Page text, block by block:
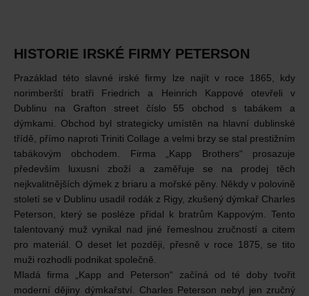
HISTORIE IRSKÉ FIRMY PETERSON
Prazáklad této slavné irské firmy lze najít v roce 1865, kdy
norimberští bratři Friedrich a Heinrich Kappové otevřeli v
Dublinu na Grafton street číslo 55 obchod s tabákem a
dýmkami. Obchod byl strategicky umístěn na hlavní dublinské
třídě, přímo naproti Triniti Collage a velmi brzy se stal prestižním
tabákovým obchodem. Firma „Kapp Brothers“ prosazuje
především luxusní zboží a zaměřuje se na prodej těch
nejkvalitnějších dýmek z briaru a mořské pěny. Někdy v polovině
století se v Dublinu usadil rodák z Rigy, zkušený dýmkař Charles
Peterson, který se posléze přidal k bratrům Kappovým. Tento
talentovaný muž vynikal nad jiné řemeslnou zručností a citem
pro materiál. O deset let později, přesně v roce 1875, se tito
muži rozhodli podnikat společně.
Mladá firma „Kapp and Peterson“ začíná od té doby tvořit
moderní dějiny dýmkařství. Charles Peterson nebyl jen zručný